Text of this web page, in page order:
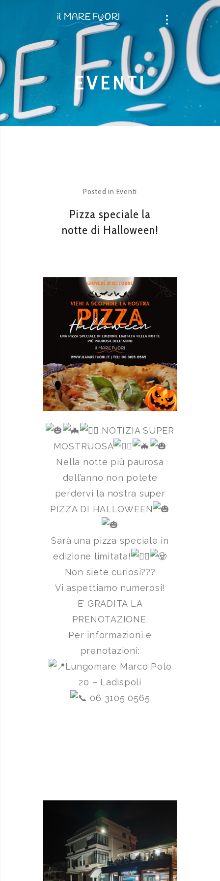
EVENTI
Posted in Eventi
Pizza speciale la
notte di Halloween!
NOTIZIA SUPER
MOSTRUOSA
Nella notte più paurosa
dell’anno non potete
perdervi la nostra super
PIZZA DI HALLOWEEN
Sarà una pizza speciale in
edizione limitata!
Non siete curiosi???
Vi aspettiamo numerosi!
E’ GRADITA LA
PRENOTAZIONE.
Per informazioni e
prenotazioni:
Lungomare Marco Polo
20 – Ladispoli
06 3105 0565